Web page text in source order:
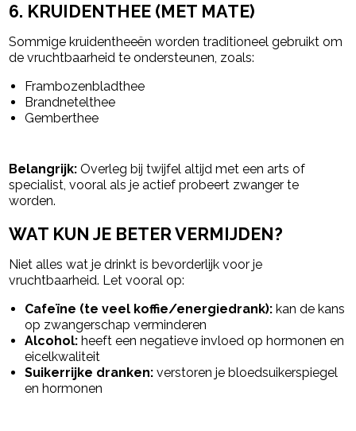
6. KRUIDENTHEE (MET MATE)
Sommige kruidentheeën worden traditioneel gebruikt om
de vruchtbaarheid te ondersteunen, zoals:
Frambozenbladthee
Brandnetelthee
Gemberthee
Belangrijk: Overleg bij twijfel altijd met een arts of
specialist, vooral als je actief probeert zwanger te
worden.
WAT KUN JE BETER VERMIJDEN?
Niet alles wat je drinkt is bevorderlijk voor je
vruchtbaarheid. Let vooral op:
Cafeïne (te veel koffie/energiedrank): kan de kans
op zwangerschap verminderen
Alcohol: heeft een negatieve invloed op hormonen en
eicelkwaliteit
Suikerrijke dranken: verstoren je bloedsuikerspiegel
en hormonen